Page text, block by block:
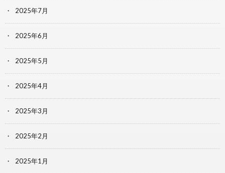
2025年7月
2025年6月
2025年5月
2025年4月
2025年3月
2025年2月
2025年1月